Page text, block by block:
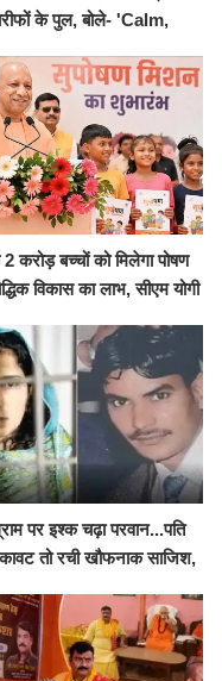
के पुल, बोले- 'Calm,
करोड़ बच्चों को मिलेगा पोषण
विकास का लाभ, सीएम योगी
पर इश्क चढ़ा परवान...पति
तो रची खौफनाक साजिश,